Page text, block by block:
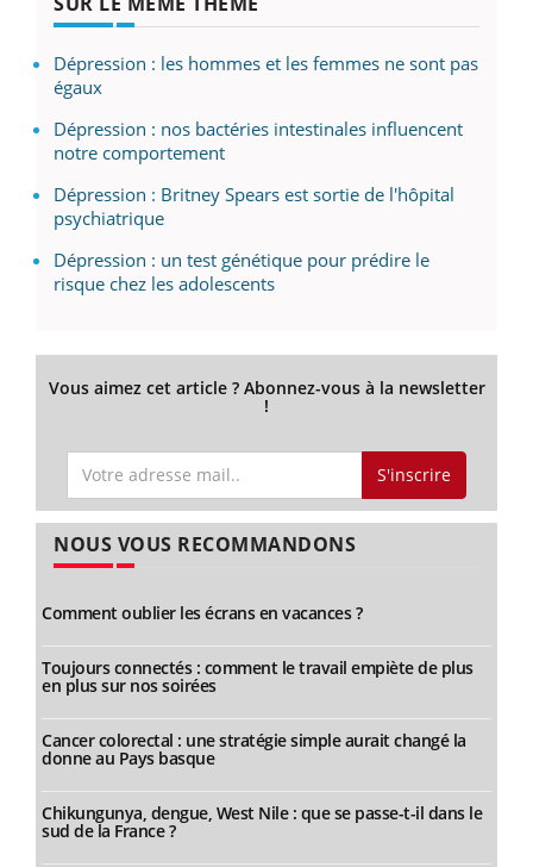
Dépression : les hommes et les femmes ne sont pas
égaux
Dépression : nos bactéries intestinales influencent
notre comportement
Dépression : Britney Spears est sortie de l'hôpital
psychiatrique
Dépression : un test génétique pour prédire le
risque chez les adolescents
Vous aimez cet article ? Abonnez-vous à la newsletter
!
S'inscrire
NOUS VOUS RECOMMANDONS
Comment oublier les écrans en vacances ?
Toujours connectés : comment le travail empiète de plus
en plus sur nos soirées
Cancer colorectal : une stratégie simple aurait changé la
donne au Pays basque
Chikungunya, dengue, West Nile : que se passe-t-il dans le
sud de la France ?